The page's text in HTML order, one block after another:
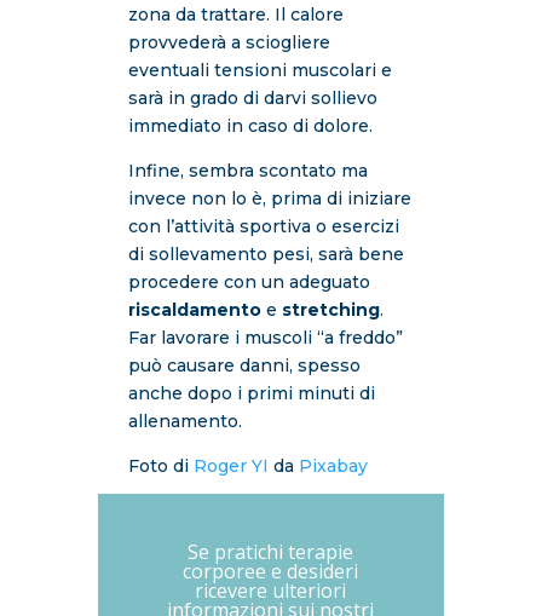
zona da trattare. Il calore
provvederà a sciogliere
eventuali tensioni muscolari e
sarà in grado di darvi sollievo
immediato in caso di dolore.
Infine, sembra scontato ma
invece non lo è, prima di iniziare
con l’attività sportiva o esercizi
di sollevamento pesi, sarà bene
procedere con un adeguato
riscaldamentoe stretching.
Far lavorare i muscoli “a freddo”
può causare danni, spesso
anche dopo i primi minuti di
allenamento.
Foto di Roger YI da Pixabay
Se pratichi terapie
corporee e desideri
ricevere ulteriori
informazioni sui nostri